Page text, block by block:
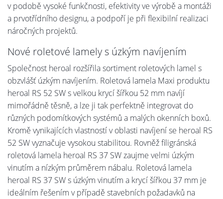
v podobě vysoké funkčnosti, efektivity ve výrobě a montáži
a prvotřídního designu, a podpoří je při flexibilní realizaci
náročných projektů.
Nové roletové lamely s úzkým navíjením
Společnost heroal rozšířila sortiment roletových lamel s
obzvlášť úzkým navíjením. Roletová lamela Maxi produktu
heroal RS 52 SW s velkou krycí šířkou 52 mm navíjí
mimořádně těsně, a lze ji tak perfektně integrovat do
různých podomítkových systémů a malých okenních boxů.
Kromě vynikajících vlastností v oblasti navíjení se heroal RS
52 SW vyznačuje vysokou stabilitou. Rovněž filigránská
roletová lamela heroal RS 37 SW zaujme velmi úzkým
vinutím a nízkým průměrem nábalu. Roletová lamela
heroal RS 37 SW s úzkým vinutím a krycí šířkou 37 mm je
ideálním řešením v případě stavebních požadavků na